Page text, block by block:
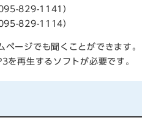
829-1141）
829-1114）
ージでも聞くことができます。
を再生するソフトが必要です。